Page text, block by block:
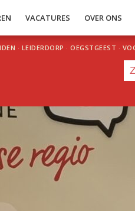
VACATURES OVER ONS
· LEIDERDORP · OEGSTGEEST ·